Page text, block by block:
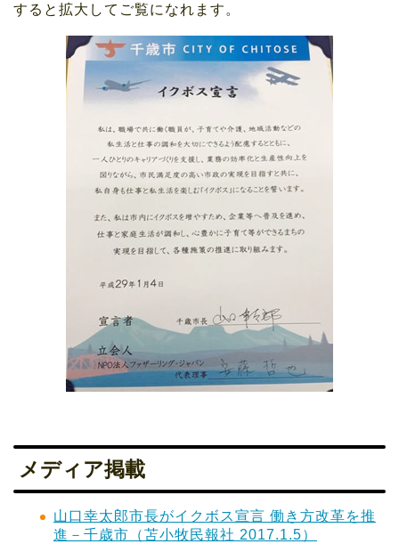
すると拡大してご覧になれます。
メディア掲載
山口幸太郎市長がイクボス宣言 働き方改革を推
進－千歳市（苫小牧民報社 2017.1.5）